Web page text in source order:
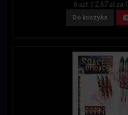
6 szt. ( 2,67 zł za
Do koszyka